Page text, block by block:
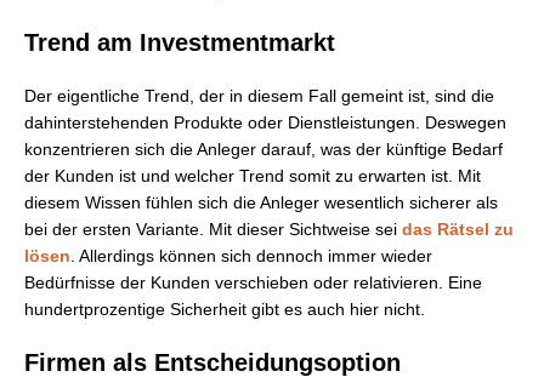
Trend am Investmentmarkt
Der eigentliche Trend, der in diesem Fall gemeint ist, sind die
dahinterstehenden Produkte oder Dienstleistungen. Deswegen
konzentrieren sich die Anleger darauf, was der künftige Bedarf
der Kunden ist und welcher Trend somit zu erwarten ist. Mit
diesem Wissen fühlen sich die Anleger wesentlich sicherer als
bei der ersten Variante. Mit dieser Sichtweise sei das Rätsel zu
lösen . Allerdings können sich dennoch immer wieder
Bedürfnisse der Kunden verschieben oder relativieren. Eine
hundertprozentige Sicherheit gibt es auch hier nicht.
Firmen als Entscheidungsoption